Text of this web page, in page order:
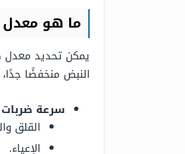
ما هو معدل
يمكن تحديد معدل
النبض منخفضًا
سرعة
القلق
الإعياء.